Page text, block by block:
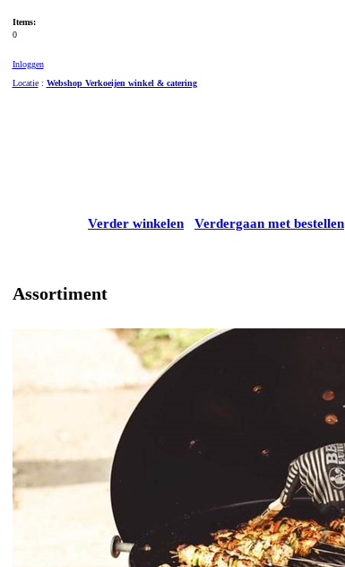
Items:
0
Inloggen
Locatie: Webshop Verkoeijen winkel & catering
Verder winkelen Verdergaan met bestellen
Assortiment